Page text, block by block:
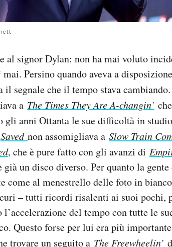
al signor Dylan: non ha mai voluto
Persino quando aveva a
il segnale che il tempo stava cambiando.
a The Times They Are A-changin’
gli anni Ottanta le sue difficoltà in
Saved non assomigliava a Slow Train
, che è pure fatto con gli avanzi di
un disco diverso. Per quanto la gente
come al menestrello delle foto in
– tutti ricordi risalenti ai suoi
del tempo con tutte le
Questo forse per lui era più
trovare un seguito a The Freewheelin’